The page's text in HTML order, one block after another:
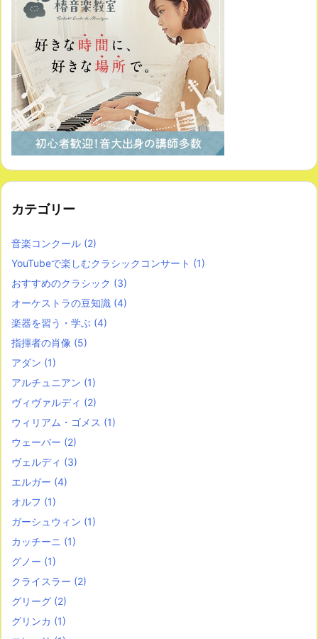
カテゴリー
音楽コンクール (2)
YouTubeで楽しむクラシックコンサート (1)
おすすめのクラシック (3)
オーケストラの豆知識 (4)
楽器を習う・学ぶ (4)
指揮者の肖像 (5)
アダン (1)
アルチュニアン (1)
ヴィヴァルディ (2)
ウィリアム・ゴメス (1)
ウェーバー (2)
ヴェルディ (3)
エルガー (4)
オルフ (1)
ガーシュウィン (1)
カッチーニ (1)
グノー (1)
クライスラー (2)
グリーグ (2)
グリンカ (1)